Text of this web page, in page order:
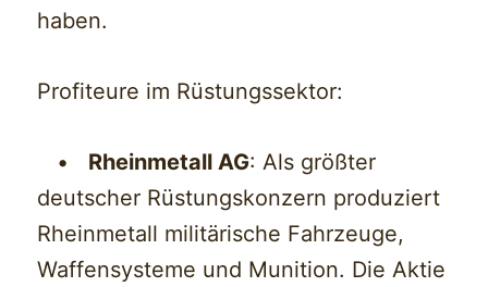
haben.
Profiteure im Rüstungssektor:
• Rheinmetall AG: Als größter
deutscher Rüstungskonzern produziert
Rheinmetall militärische Fahrzeuge,
Waffensysteme und Munition. Die Aktie